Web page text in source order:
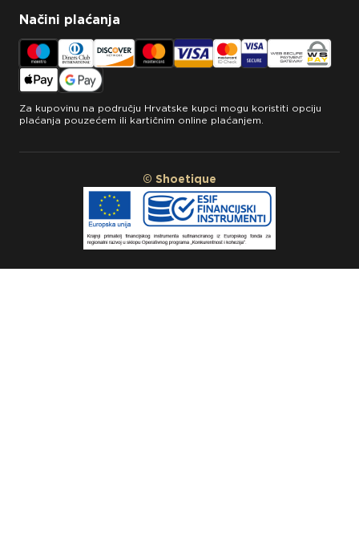
Načini plaćanja
Za kupovinu na području Hrvatske kupci mogu koristiti opciju
plaćanja pouzećem ili kartičnim online plaćanjem.
© Shoetique